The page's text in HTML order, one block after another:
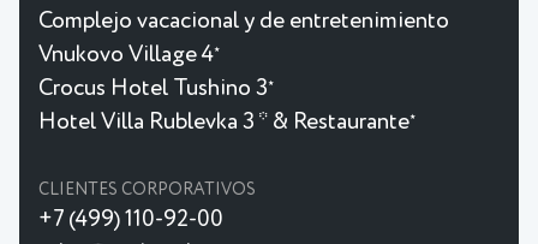
Complejo vacacional y de entretenimiento
Vnukovo Village 4★
Crocus Hotel Tushino 3★
Hotel Villa Rublevka 3 * & Restaurante★
CLIENTES CORPORATIVOS
+7 (499) 110-92-00